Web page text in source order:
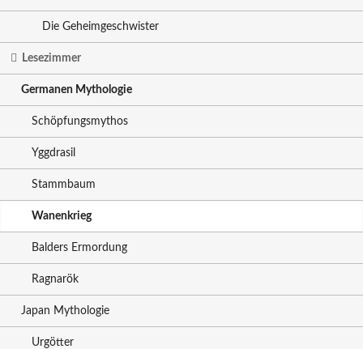
Die Geheimgeschwister
Lesezimmer
Germanen Mythologie
Schöpfungsmythos
Yggdrasil
Stammbaum
Wanenkrieg
Balders Ermordung
Ragnarök
Japan Mythologie
Urgötter